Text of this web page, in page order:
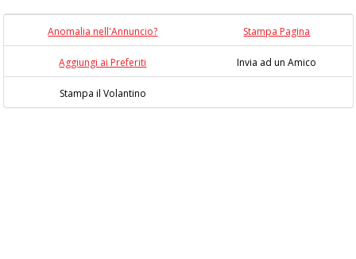
Anomalia nell'Annuncio? Stampa Pagina
Aggiungi ai Preferiti Invia ad un Amico
Stampa il Volantino